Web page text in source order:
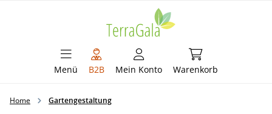
Menü B2B Mein Konto Warenkorb
Warenkorb
Home Gartengestaltung